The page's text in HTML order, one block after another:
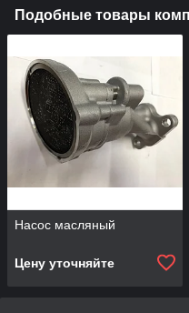
Подобные товары
Насос масляный
Цену уточняйте